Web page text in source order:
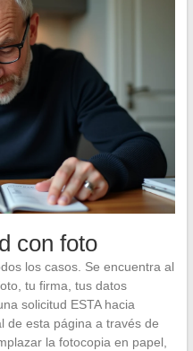
con foto
los casos. Se encuentra al
tu firma, tus datos
solicitud ESTA hacia
de esta página a través de
la fotocopia en papel,